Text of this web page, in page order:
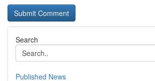
Search
Published News